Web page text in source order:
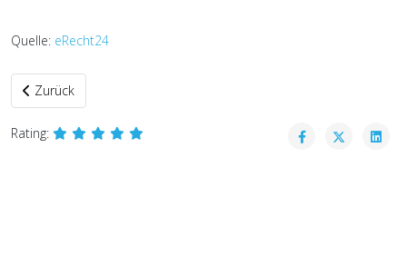
Quelle: eRecht24
Vorheriger Beitrag: Datenschutzerklärung
Zurück
Rating: